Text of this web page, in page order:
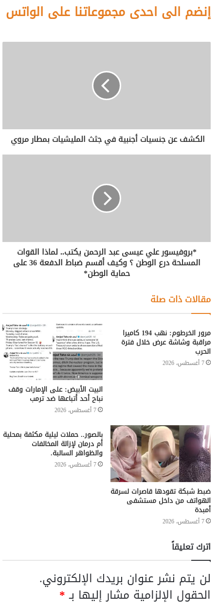
إنضم الى احدى مجموعاتنا على الواتس
الكشف عن جنسيات أجنبية في جثث المليشيات بمطار مروي
*بروفيسور علي عيسى عبد الرحمن يكتب.. لماذا القوات
المسلحة درع الوطن ؟ وكيف أقسم ضباط الدفعة 36 على
حماية الوطن*
مقالات ذات صلة
مرور الخرطوم: نهب 194 كاميرا
مراقبة وشاشة عرض خلال فترة
الحرب
7 أغسطس، 2026
البيت الأبيض: على ⁧‫الإمارات‬⁩ وقف
نباح أحد أتباعها ضد ترمب
7 أغسطس، 2026
ضبط شبكة تقودها قاصرات لسرقة
الهواتف من داخل مستشفى
أمبدة
7 أغسطس، 2026
بالصور.. حملات ليلية مكثفة بمحلية
أم درمان لإزالة المخالفات
والظواهر السالبة.
7 أغسطس، 2026
اترك تعليقاً
لن يتم نشر عنوان بريدك الإلكتروني.
الحقول الإلزامية مشار إليها بـ*